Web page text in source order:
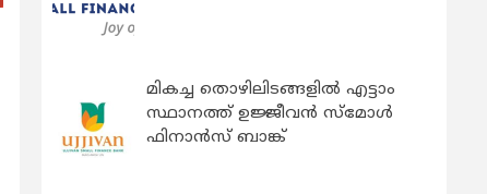
മികച്ച തൊഴിലിടങ്ങളിൽ എട്ടാം
സ്ഥാനത്ത് ഉജ്ജീവൻ സ്മോൾ
ഫിനാൻസ് ബാങ്ക്